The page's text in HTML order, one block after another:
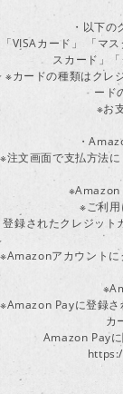
・以下の
「VISAカード」 「マ
スカード」
※カードの種類はクレ
ード
※お
・
※注文画面で支払方法
※Amazon
※ご利用
登録されたクレジット
※Amazonアカウントに
※Amazon Payに登録さ
カ
Amazon Payに